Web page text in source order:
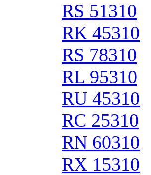
RS 51310
RK 45310
RS 78310
RL 95310
RU 45310
RC 25310
RN 60310
RX 15310